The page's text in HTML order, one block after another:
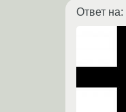
Ответ на: